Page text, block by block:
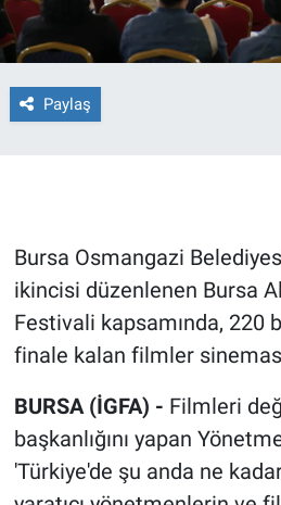
Paylaş
Bursa Osmangazi
ikincisi düzenlenen Bursa
Festivali kapsamında, 220
finale kalan filmler
BURSA (İGFA) - Filmleri
başkanlığını yapan
'Türkiye'de şu anda ne